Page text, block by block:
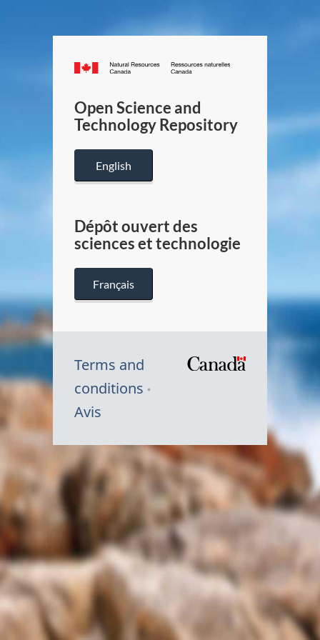
Canada.ca
/
Canada
Open Science and
Technology Repository
English
Dépôt ouvert des
sciences et technologie
Français
Terms and
conditions
Avis
Symbole
du
Canada